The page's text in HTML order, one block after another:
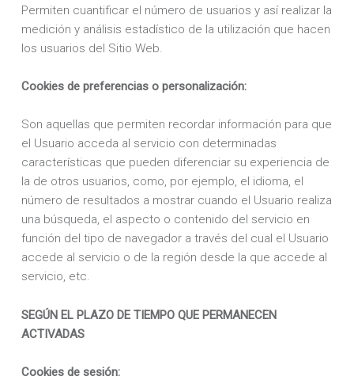
Permiten cuantificar el número de usuarios y así realizar la
medición y análisis estadístico de la utilización que hacen
los usuarios del Sitio Web.
Cookies de preferencias o personalización:
Son aquellas que permiten recordar información para que
el Usuario acceda al servicio con determinadas
características que pueden diferenciar su experiencia de
la de otros usuarios, como, por ejemplo, el idioma, el
número de resultados a mostrar cuando el Usuario realiza
una búsqueda, el aspecto o contenido del servicio en
función del tipo de navegador a través del cual el Usuario
accede al servicio o de la región desde la que accede al
servicio, etc.
SEGÚN EL PLAZO DE TIEMPO QUE PERMANECEN
ACTIVADAS
Cookies de sesión: